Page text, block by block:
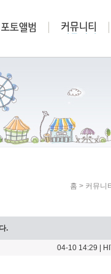
홈 > 커뮤니
.
04-10 14:29 |